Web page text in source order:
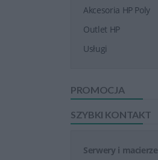
Akcesoria HP Poly
Outlet HP
Usługi
PROMOCJA
SZYBKI KONTAKT
Serwery i macierze